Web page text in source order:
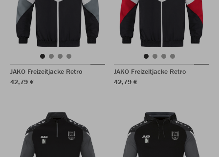
JAKO Freizeitjacke Retro
42,79 €
JAKO Freizeitjacke Retro
42,79 €